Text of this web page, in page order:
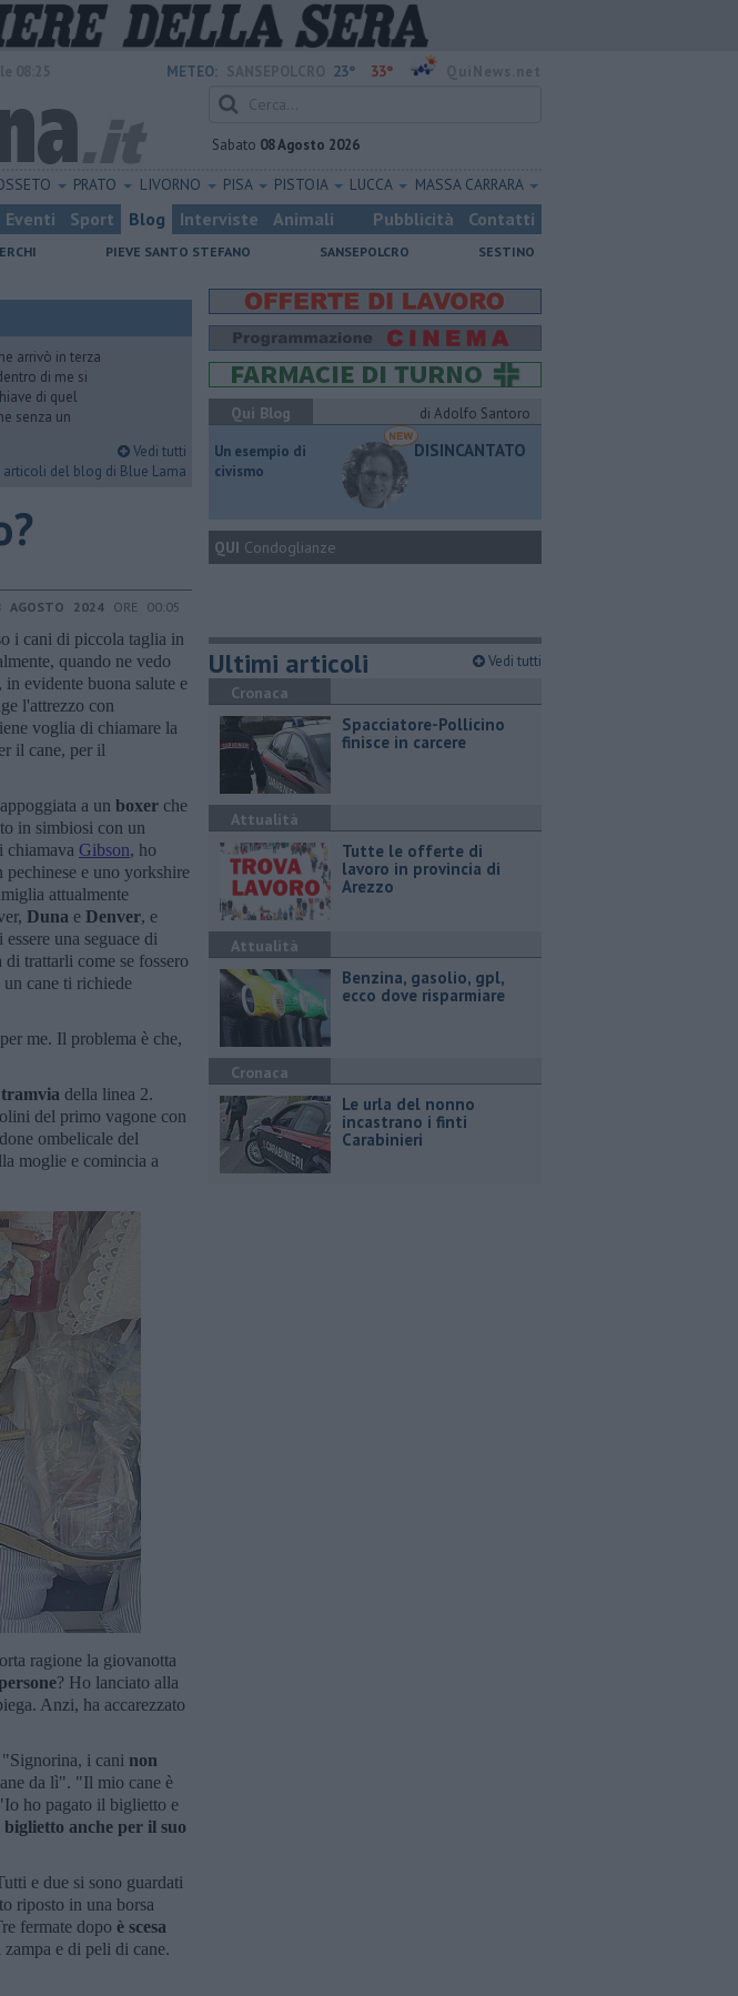
METEO: 23° 33°
Sabato 08 Agosto 2026
PRATO LIVORNO PISA PISTOIA LUCCA MASSA CARRARA
Eventi Sport Blog Interviste Animali Pubblicità Contatti
PIEVE SANTO STEFANO SANSEPOLCRO SESTINO
arrivò in terza
di me si
di quel
senza un
Vedi tutti
articoli del blog di Blue Lama
AGOSTO 2024 ORE 00:05
i cani di piccola taglia in
quando ne vedo
evidente buona salute e
l'attrezzo con
voglia di chiamare la
il cane, per il
a un boxer che
in simbiosi con un
chiamava Gibson, ho
e uno yorkshire
attualmente
Duna e Denver, e
una seguace di
trattarli come se fossero
cane ti richiede
me. Il problema è che,
tramvia della linea 2.
del primo vagone con
ombelicale del
moglie e comincia a
ragione la giovanotta
? Ho lanciato alla
Anzi, ha accarezzato
"Signorina, i cani non
da lì". "Il mio cane è
ho pagato il biglietto e
anche per il suo
e due si sono guardati
riposto in una borsa
fermate dopo è scesa
e di peli di cane.
Qui Blog
di Adolfo Santoro
​Un esempio di
civismo
DISINCANTATO
QUI Condoglianze
Ultimi articoli Vedi tutti
Cronaca
Spacciatore-Pollicino
finisce in carcere
Attualità
​Tutte le offerte di
lavoro in provincia di
Arezzo
Attualità
​Benzina, gasolio, gpl,
ecco dove risparmiare
Cronaca
Le urla del nonno
incastrano i finti
Carabinieri